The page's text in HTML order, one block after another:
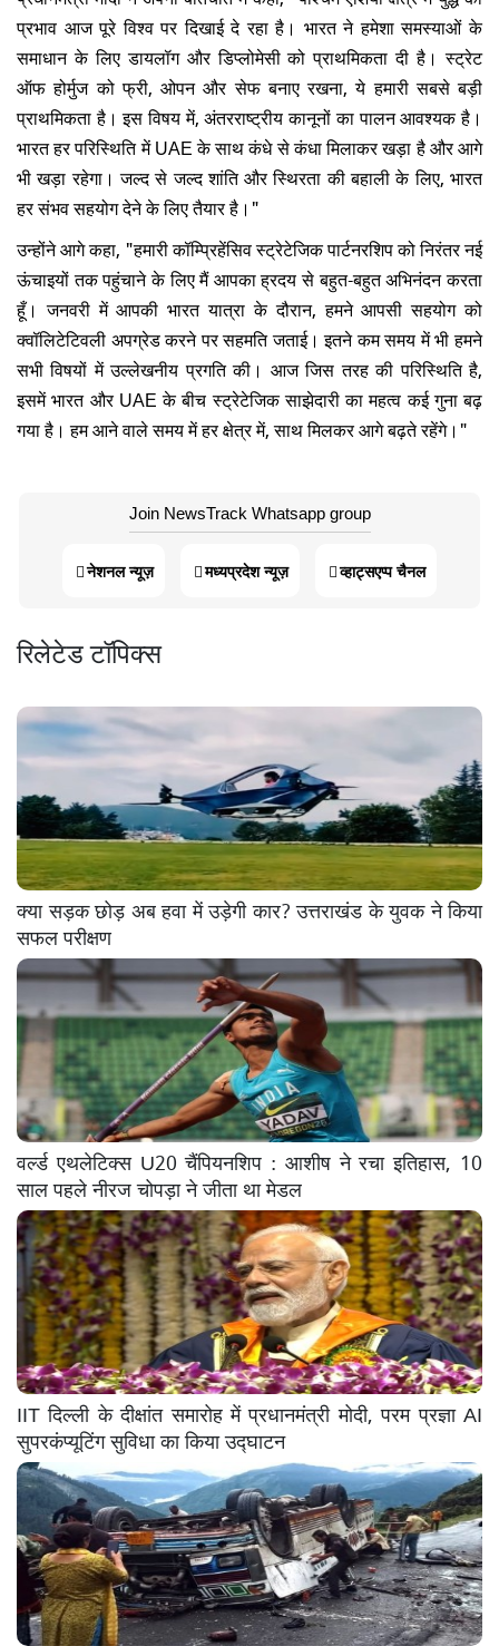
प्रभाव आज पूरे विश्व पर दिखाई दे रहा है। भारत ने हमेशा समस्याओं के
समाधान के लिए डायलॉग और डिप्लोमेसी को प्राथमिकता दी है। स्ट्रेट
ऑफ होर्मुज को फ्री, ओपन और सेफ बनाए रखना, ये हमारी सबसे बड़ी
प्राथमिकता है। इस विषय में, अंतरराष्ट्रीय कानूनों का पालन आवश्यक है।
भारत हर परिस्थिति में UAE के साथ कंधे से कंधा मिलाकर खड़ा है और आगे
भी खड़ा रहेगा। जल्द से जल्द शांति और स्थिरता की बहाली के लिए, भारत
हर संभव सहयोग देने के लिए तैयार है।"
उन्होंने आगे कहा, "हमारी कॉम्प्रिहेंसिव स्ट्रेटेजिक पार्टनरशिप को निरंतर नई
ऊंचाइयों तक पहुंचाने के लिए मैं आपका ह्रदय से बहुत-बहुत अभिनंदन करता
हूँ। जनवरी में आपकी भारत यात्रा के दौरान, हमने आपसी सहयोग को
क्वॉलिटेटिवली अपग्रेड करने पर सहमति जताई। इतने कम समय में भी हमने
सभी विषयों में उल्लेखनीय प्रगति की। आज जिस तरह की परिस्थिति है,
इसमें भारत और UAE के बीच स्ट्रेटेजिक साझेदारी का महत्व कई गुना बढ़
गया है। हम आने वाले समय में हर क्षेत्र में, साथ मिलकर आगे बढ़ते रहेंगे।"
Join NewsTrack Whatsapp group
नेशनल न्यूज़ मध्यप्रदेश न्यूज़ व्हाट्सएप्प चैनल
रिलेटेड टॉपिक्स
क्या सड़क छोड़ अब हवा में उड़ेगी कार? उत्तराखंड के युवक ने किया
सफल परीक्षण
वर्ल्ड एथलेटिक्स U20 चैंपियनशिप : आशीष ने रचा इतिहास, 10
साल पहले नीरज चोपड़ा ने जीता था मेडल
IIT दिल्ली के दीक्षांत समारोह में प्रधानमंत्री मोदी, परम प्रज्ञा AI
सुपरकंप्यूटिंग सुविधा का किया उद्घाटन